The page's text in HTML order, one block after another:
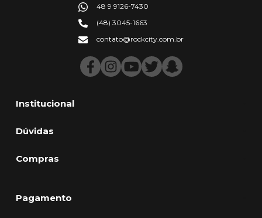
Institucional
Dúvidas
Compras
48 9 9126-7430
(48) 3045-1663
contato@rockcity.com.br
Pagamento